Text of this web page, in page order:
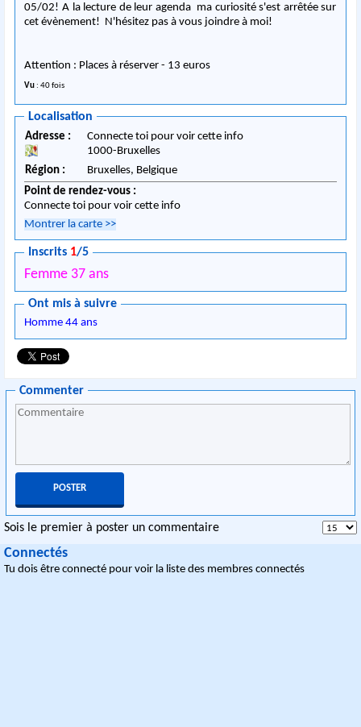
05/02! A la lecture de leur agenda ma curiosité s'est arrêtée sur
cet évènement! N'hésitez pas à vous joindre à moi!
Attention : Places à réserver - 13 euros
Vu : 40 fois
Localisation
Adresse :
Connecte toi pour voir cette info
1000-Bruxelles
Région :
Bruxelles, Belgique
Point de rendez-vous :
Connecte toi pour voir cette info
Montrer la carte >>
Inscrits 1/5
Femme 37 ans
Ont mis à suivre
Homme 44 ans
Commenter
Sois le premier à poster un commentaire
Connectés
Tu dois être connecté pour voir la liste des membres connectés